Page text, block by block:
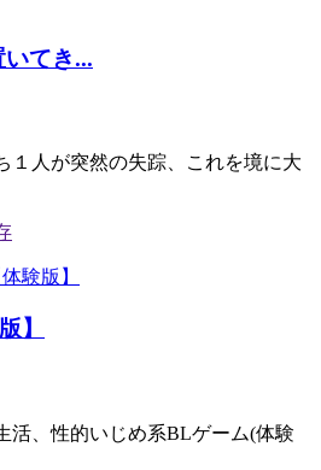
てき...
１人が突然の失踪、これを境に大
】
活、性的いじめ系BLゲーム(体験